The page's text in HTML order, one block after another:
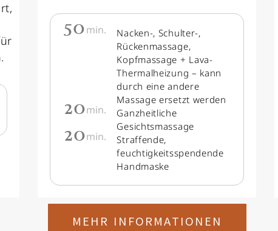
50min.
Nacken-, Schulter-,
Rückenmassage,
Kopfmassage + Lava-
Thermalheizung – kann
durch eine andere
Massage ersetzt werden
20min.
Ganzheitliche
Gesichtsmassage
20min.
Straffende,
feuchtigkeitsspendende
Handmaske
MEHR INFORMATIONEN